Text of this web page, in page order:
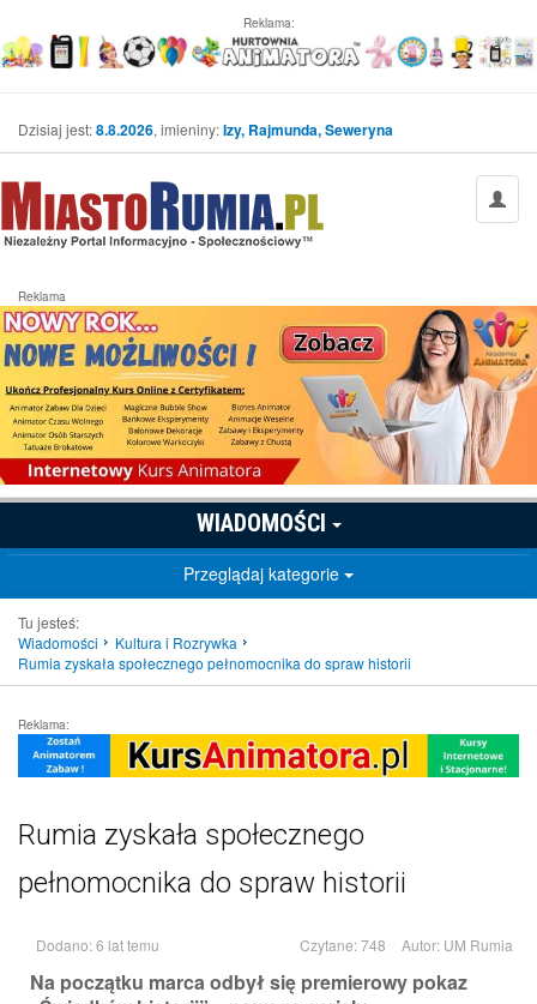
Reklama:
Dzisiaj jest:8.8.2026, imieniny:Izy, Rajmunda, Seweryna
Reklama
WIADOMOŚCI
Przeglądaj kategorie
Tu jesteś:
Wiadomości
Kultura i Rozrywka
Rumia zyskała społecznego pełnomocnika do spraw historii
Reklama:
Rumia zyskała społecznego
pełnomocnika do spraw historii
Dodano: 6 lat temu Czytane: 748 Autor: UM Rumia
Na początku marca odbył się premierowy pokaz